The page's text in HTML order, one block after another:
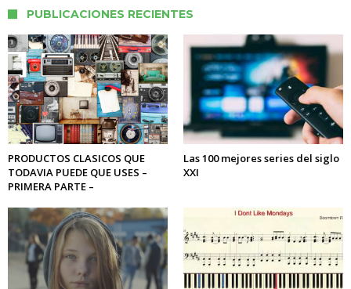
PUBLICACIONES RECIENTES
PRODUCTOS CLASICOS QUE
TODAVIA PUEDE QUE USES –
PRIMERA PARTE –
Las 100 mejores series del siglo
XXI